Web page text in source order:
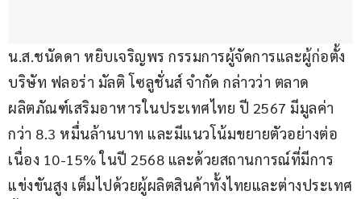
น.ส.ชนัดดา หยิบเจริญพร กรรมการผู้จัดการและผู้ก่อตั้ง
บริษัท ฟลอร่า มัลติ โซลูชั่นส์ จำกัด กล่าวว่า ตลาด
ผลิตภัณฑ์เสริมอาหารในประเทศไทย ปี 2567 มีมูลค่า
กว่า 8.3 หมื่นล้านบาท และมีแนวโน้มขยายตัวอย่างต่อ
เนื่อง 10-15% ในปี 2568 และด้วยสถานการณ์ที่มีการ
แข่งขันสูง เต็มไปด้วยผู้ผลิตสินค้าทั้งไทยและต่างประเทศ